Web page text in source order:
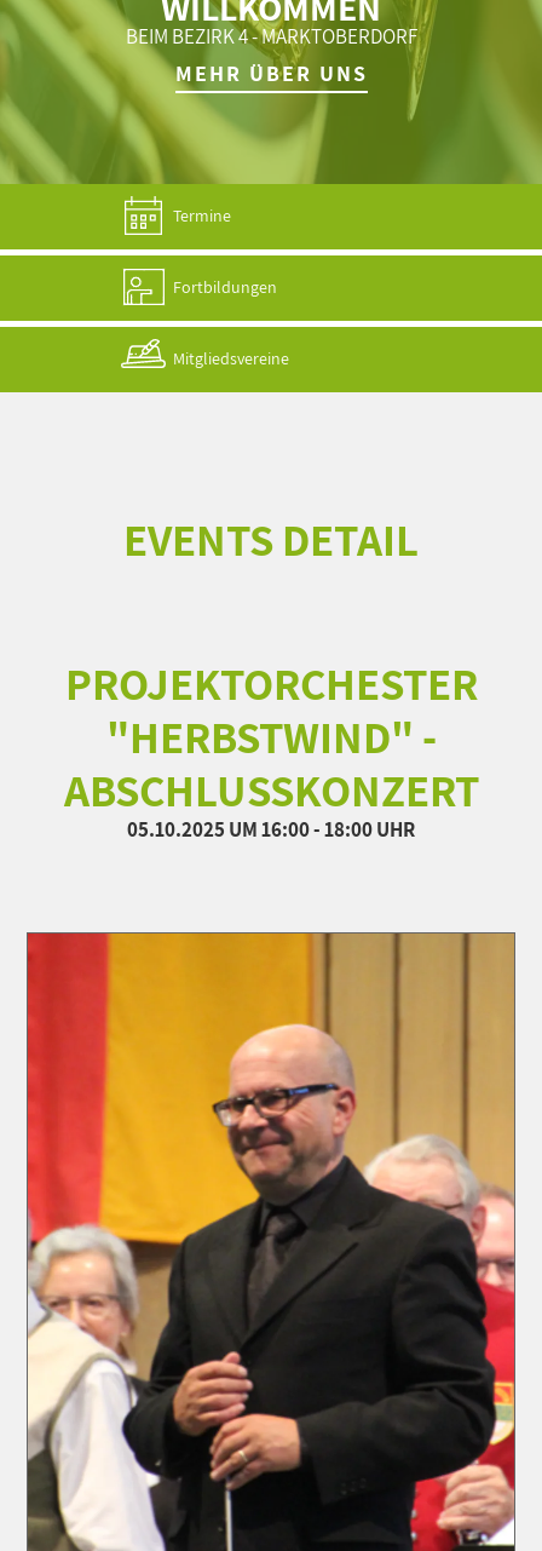
BEIM BEZIRK 4 - MARKTOBERDORF
MEHR ÜBER UNS
Termine
Fortbildungen
Mitgliedsvereine
EVENTS DETAIL
PROJEKTORCHESTER
"HERBSTWIND" -
ABSCHLUSSKONZERT
05.10.2025 UM 16:00 - 18:00 UHR